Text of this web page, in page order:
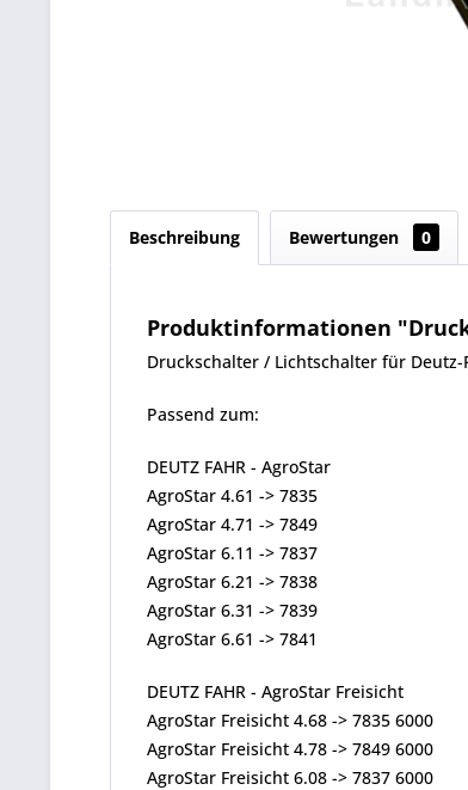
Beschreibung Bewertungen 0
Produktinformationen
Druckschalter / Lichtschalter für Deutz-
Passend zum:
DEUTZ FAHR - AgroStar
AgroStar 4.61 -> 7835
AgroStar 4.71 -> 7849
AgroStar 6.11 -> 7837
AgroStar 6.21 -> 7838
AgroStar 6.31 -> 7839
AgroStar 6.61 -> 7841
DEUTZ FAHR - AgroStar Freisicht
AgroStar Freisicht 4.68 -> 7835 6000
AgroStar Freisicht 4.78 -> 7849 6000
AgroStar Freisicht 6.08 -> 7837 6000